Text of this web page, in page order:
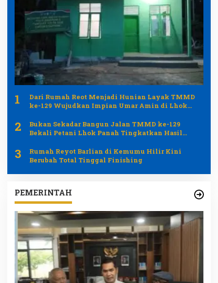
1
Dari Rumah Reot Menjadi Hunian Layak TMMD
ke-129 Wujudkan Impian Umar Amin di Lhok
2
Bukan Sekadar Bangun Jalan TMMD ke-129
Bekali Petani Lhok Panah Tingkatkan Hasil
3
Rumah Reyot Barlian di Kemumu Hilir Kini
Berubah Total Tinggal Finishing
PEMERINTAH